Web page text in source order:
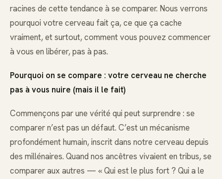
racines de cette tendance à se comparer. Nous verrons
pourquoi votre cerveau fait ça, ce que ça cache
vraiment, et surtout, comment vous pouvez commencer
à vous en libérer, pas à pas.
Pourquoi on se compare : votre cerveau ne cherche
pas à vous nuire (mais il le fait)
Commençons par une vérité qui peut surprendre : se
comparer n’est pas un défaut. C’est un mécanisme
profondément humain, inscrit dans notre cerveau depuis
des millénaires. Quand nos ancêtres vivaient en tribus, se
comparer aux autres — « Qui est le plus fort ? Qui a le